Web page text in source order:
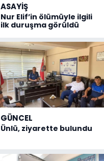
ASAYİŞ
Nur Elif’in ölümüyle ilgili
ilk duruşma görüldü
GÜNCEL
Ünlü, ziyarette bulundu